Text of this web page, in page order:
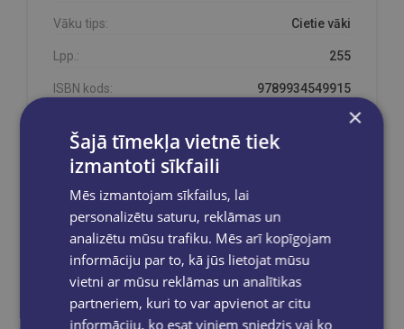
Vāku tips: Cietie vāki
Lpp.: 255
ISBN kods: 9789934549915
Šīs preces nav noliktavā
Atstājiet savu e-pastu un Jūs saņemsiet ziņu, tiklīdz
tā atkal būs pieejama!
×
Šajā tīmekļa vietnē tiek
izmantoti sīkfaili
Mēs izmantojam sīkfailus, lai
personalizētu saturu, reklāmas un
analizētu mūsu trafiku. Mēs arī kopīgojam
informāciju par to, kā jūs lietojat mūsu
vietni ar mūsu reklāmas un analītikas
partneriem, kuri to var apvienot ar citu
informāciju, ko esat viņiem sniedzis vai ko